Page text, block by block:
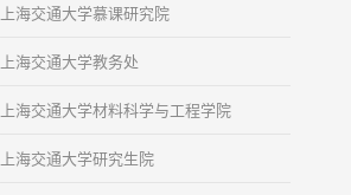
上海交通大学慕课研究院
上海交通大学教务处
上海交通大学材料科学与工程学院
上海交通大学研究生院